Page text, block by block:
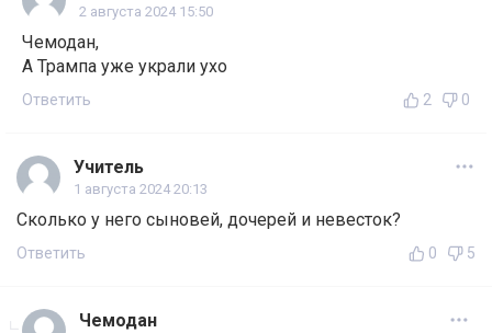
2 августа 2024 15:50
Чемодан,
А Трампа уже украли ухо
Ответить 2 0
Учитель
1 августа 2024 20:13
Сколько у него сыновей, дочерей и невесток?
Ответить 0 5
Чемодан